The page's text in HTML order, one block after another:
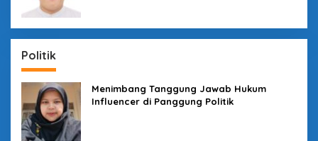
Politik
Menimbang Tanggung Jawab Hukum
Influencer di Panggung Politik